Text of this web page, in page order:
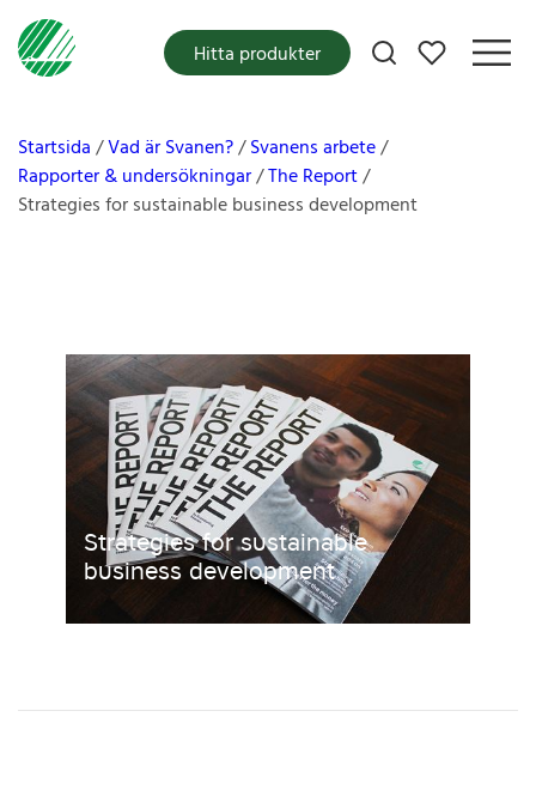
Mina favoriter
Hitta produkter
Startsida Vad är Svanen? Svanens arbete
Rapporter & undersökningar The Report
Strategies for sustainable business development
Strategies for sustainable
business development